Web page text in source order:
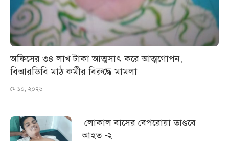
অফিসের ৩৪ লাখ টাকা আত্মসাৎ করে আত্মগোপন,
বিআরডিবি মাঠ কর্মীর বিরুদ্ধে মামলা
মে ১০, ২০২৬
লোকাল বাসের বেপরোয়া তাণ্ডবে
আহত -২